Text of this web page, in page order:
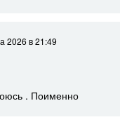
2026в 21:49
. Поименно